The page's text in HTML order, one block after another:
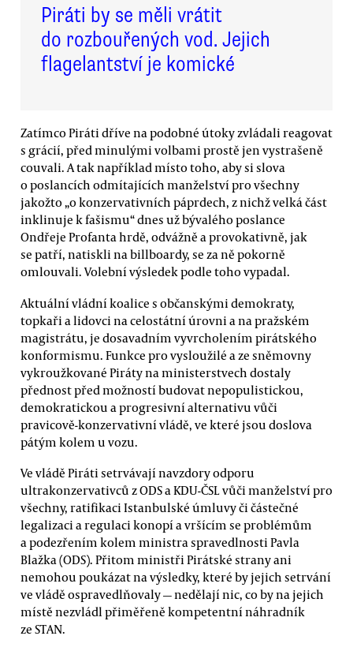
Piráti by se měli vrátit
do rozbouřených vod. Jejich
flagelantství je komické
Zatímco Piráti dříve na podobné útoky zvládali reagovat
s grácií, před minulými volbami prostě jen vystrašeně
couvali. A tak například místo toho, aby si slova
o poslancích odmítajících manželství pro všechny
jakožto „o konzervativních páprdech, z nichž velká část
inklinuje k fašismu“ dnes už bývalého poslance
Ondřeje Profanta hrdě, odvážně a provokativně, jak
se patří, natiskli na billboardy, se za ně pokorně
omlouvali. Volební výsledek podle toho vypadal.
Aktuální vládní koalice s občanskými demokraty,
topkaři a lidovci na celostátní úrovni a na pražském
magistrátu, je dosavadním vyvrcholením pirátského
konformismu. Funkce pro vysloužilé a ze sněmovny
vykroužkované Piráty na ministerstvech dostaly
přednost před možností budovat nepopulistickou,
demokratickou a progresivní alternativu vůči
pravicově-konzervativní vládě, ve které jsou doslova
pátým kolem u vozu.
Ve vládě Piráti setrvávají navzdory odporu
ultrakonzervativců z ODS a KDU-ČSL vůči manželství pro
všechny, ratifikaci Istanbulské úmluvy či částečné
legalizaci a regulaci konopí a vršícím se problémům
a podezřením kolem ministra spravedlnosti Pavla
Blažka (ODS). Přitom ministři Pirátské strany ani
nemohou poukázat na výsledky, které by jejich setrvání
ve vládě ospravedlňovaly — nedělají nic, co by na jejich
místě nezvládl přiměřeně kompetentní náhradník
ze STAN.